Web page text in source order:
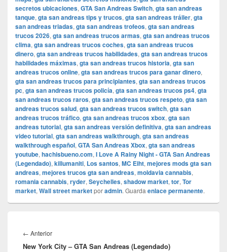
secretos ubicaciones, GTA San Andreas Switch, gta san andreas
tanque, gta san andreas tips y trucos, gta san andreas tráiler, gta
san andreas triadas, gta san andreas trofeos, gta san andreas
trucos 2026, gta san andreas trucos armas, gta san andreas trucos
clima, gta san andreas trucos coches, gta san andreas trucos
dinero, gta san andreas trucos habilidades, gta san andreas trucos
habilidades máximas, gta san andreas trucos historia, gta san
andreas trucos online, gta san andreas trucos para ganar dinero,
gta san andreas trucos para principiantes, gta san andreas trucos
pc, gta san andreas trucos policía, gta san andreas trucos ps4, gta
san andreas trucos raros, gta san andreas trucos respeto, gta san
andreas trucos salud, gta san andreas trucos switch, gta san
andreas trucos tráfico, gta san andreas trucos xbox, gta san
andreas tutorial, gta san andreas versión definitiva, gta san andreas
video tutorial, gta san andreas walkthrough, gta san andreas
walkthrough español, GTA San Andreas Xbox, gta san andreas
youtube, hachisbueno.com, I Love A Rainy Night - GTA San Andreas
(Legendado), killumaniti, Los santos, MC Eiht, mejores mods gta san
andreas, mejores trucos gta san andreas, moldavia cannabis,
romania cannabis, ryder, Seychelles, shadow market, tor, Tor
market, Wall street marketporadmin. Guarda enlace permanente.
de
entradas
← AnteriorEntrada
anterior:
New York City – GTA San Andreas (Legendado)